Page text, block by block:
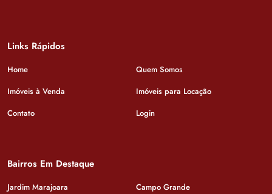
Links Rápidos
Home
Quem Somos
Imóveis à Venda
Imóveis para Locação
Contato
Login
Bairros Em Destaque
Jardim Marajoara
Campo Grande